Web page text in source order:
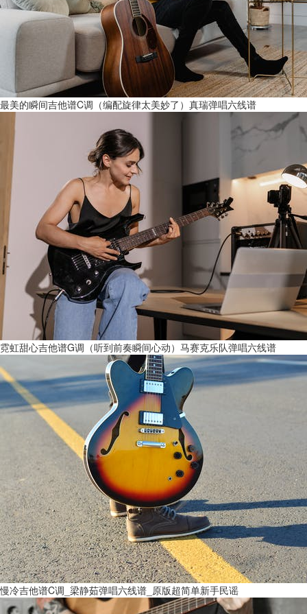
最美的瞬间吉他谱C调（编配旋律太美妙了）真瑞弹唱六线谱
霓虹甜心吉他谱G调（听到前奏瞬间心动）马赛克乐队弹唱六线谱
慢冷吉他谱C调_梁静茹弹唱六线谱_原版超简单新手民谣